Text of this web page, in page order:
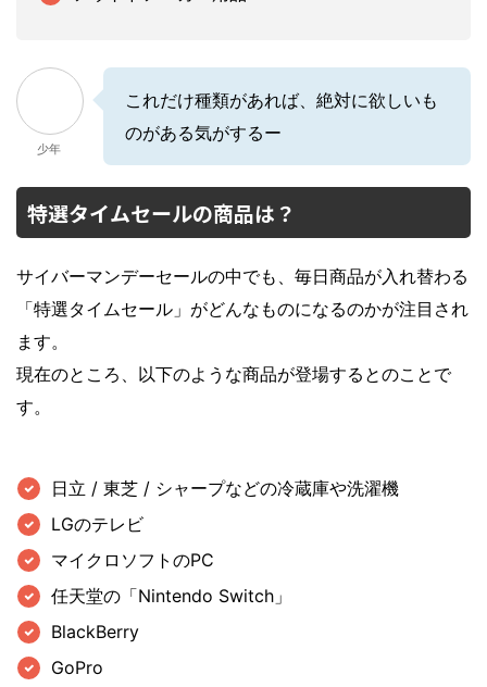
少年
これだけ種類があれば、絶対に欲しいも
のがある気がするー
特選タイムセールの商品は？
サイバーマンデーセールの中でも、毎日商品が入れ替わる
「特選タイムセール」がどんなものになるのかが注目され
ます。
現在のところ、以下のような商品が登場するとのことで
す。
日立 / 東芝 / シャープなどの冷蔵庫や洗濯機
LGのテレビ
マイクロソフトのPC
任天堂の「Nintendo Switch」
BlackBerry
GoPro